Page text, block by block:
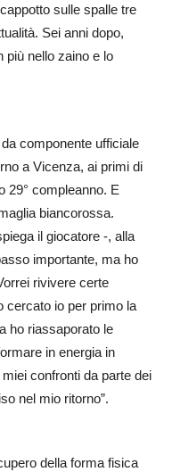
sulle spalle tre
Sei anni dopo,
più nello zaino e lo
componente ufficiale
a Vicenza, ai primi di
29° compleanno. E
biancorossa.
il giocatore -, alla
importante, ma ho
rivivere certe
cercato io per primo la
ho riassaporato le
in energia in
confronti da parte dei
nel mio ritorno”.
della forma fisica